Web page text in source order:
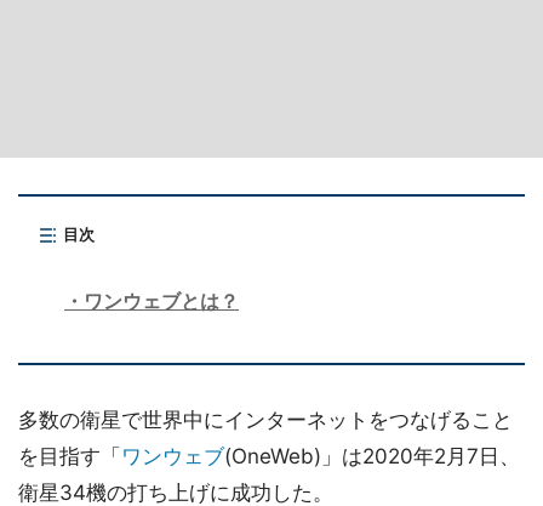
目次
ワンウェブとは？
多数の衛星で世界中にインターネットをつなげること
を目指す「 ワンウェブ(OneWeb)」は2020年2月7日、
衛星34機の打ち上げに成功した。